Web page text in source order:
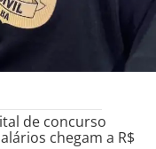
de concurso
chegam a R$